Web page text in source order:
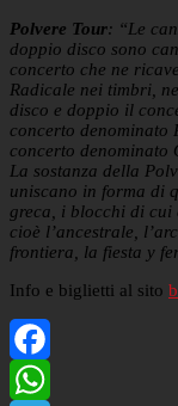
Polvere Tour: “Le
doppio disco sono
concerto che ne
Radicale nei timbri,
disco e doppio il
concerto denominato
concerto denominato
La sostanza della
uniscano in forma di
greca, i blocchi di cui
cioè l’ancestrale,
frontiera, la fiesta y
Info e biglietti al sito
Facebook